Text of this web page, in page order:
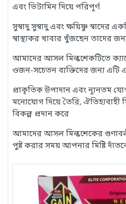
এবং ভিটামিন দিয়ে পরিপূর্ণ
সুস্বাদু সুস্বাদু এবং ক্ষয়িষ্ণু স্বাদের
স্বাস্থ্যকর খাবার খুঁজছেন তাদের
আমাদের আসল মিল্কশেকটিতে
ওজন-সচেতন ব্যক্তিদের জন্য এটি
প্রাকৃতিক উপাদান এবং ন্যূনতম
মনোযোগ দিয়ে তৈরি, ঐতিহ্যবাহী
বিকল্প প্রদান করে
আমাদের আসল মিল্কশেকের
পুষ্ট করার সময় আপনার মিষ্টি